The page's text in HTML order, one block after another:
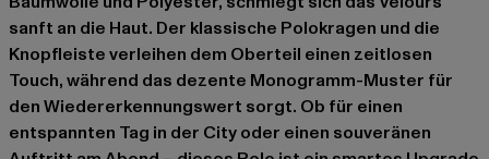
sanft an die Haut. Der klassische Polokragen und die
Knopfleiste verleihen dem Oberteil einen zeitlosen
Touch, während das dezente Monogramm-Muster für
den Wiedererkennungswert sorgt. Ob für einen
entspannten Tag in der City oder einen souveränen